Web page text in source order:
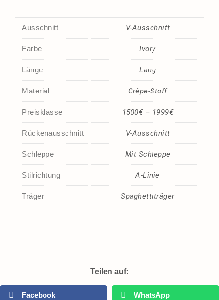
Ausschnitt V-Ausschnitt
Farbe Ivory
Länge Lang
Material Crêpe-Stoff
Preisklasse 1500€ – 1999€
Rückenausschnitt V-Ausschnitt
Schleppe Mit Schleppe
Stilrichtung A-Linie
Träger Spaghettiträger
Teilen auf:
Facebook WhatsApp